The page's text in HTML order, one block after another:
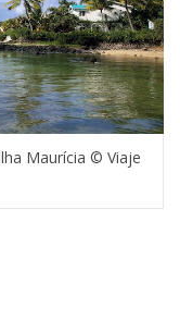
Maurícia © Viaje